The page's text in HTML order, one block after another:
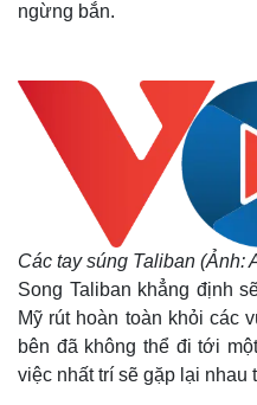
Thế giới
Quan sát
Cuộc sống đó đây
ngừng bắn.
Các tay súng Taliban (Ảnh:
Song Taliban khẳng định
Mỹ rút hoàn toàn khỏi các
bên đã không thể đi tới
việc nhất trí sẽ gặp lại nhau